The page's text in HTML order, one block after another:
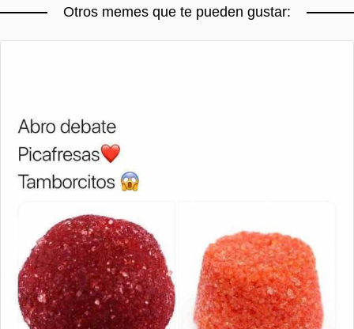
Otros memes que te pueden gustar: